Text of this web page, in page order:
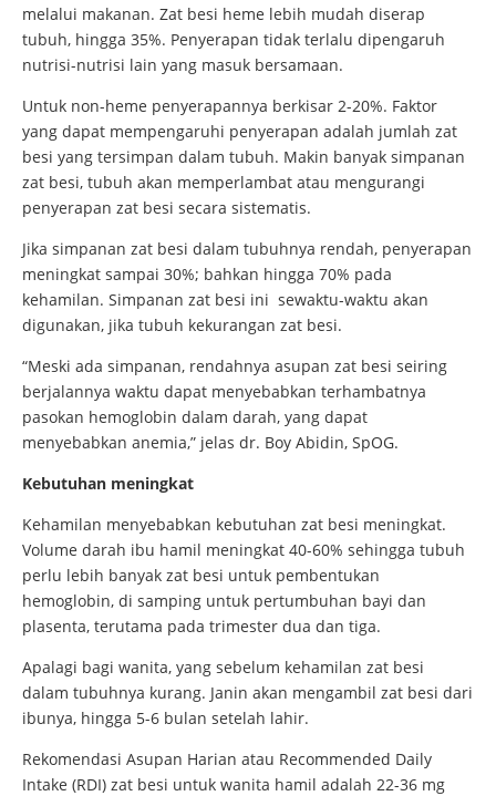
melalui makanan. Zat besi heme lebih mudah diserap
tubuh, hingga 35%. Penyerapan tidak terlalu dipengaruh
nutrisi-nutrisi lain yang masuk bersamaan.
Untuk non-heme penyerapannya berkisar 2-20%. Faktor
yang dapat mempengaruhi penyerapan adalah jumlah zat
besi yang tersimpan dalam tubuh. Makin banyak simpanan
zat besi, tubuh akan memperlambat atau mengurangi
penyerapan zat besi secara sistematis.
Jika simpanan zat besi dalam tubuhnya rendah, penyerapan
meningkat sampai 30%; bahkan hingga 70% pada
kehamilan. Simpanan zat besi ini sewaktu-waktu akan
digunakan, jika tubuh kekurangan zat besi.
“Meski ada simpanan, rendahnya asupan zat besi seiring
berjalannya waktu dapat menyebabkan terhambatnya
pasokan hemoglobin dalam darah, yang dapat
menyebabkan anemia,” jelas dr. Boy Abidin, SpOG.
Kebutuhan meningkat
Kehamilan menyebabkan kebutuhan zat besi meningkat.
Volume darah ibu hamil meningkat 40-60% sehingga tubuh
perlu lebih banyak zat besi untuk pembentukan
hemoglobin, di samping untuk pertumbuhan bayi dan
plasenta, terutama pada trimester dua dan tiga.
Apalagi bagi wanita, yang sebelum kehamilan zat besi
dalam tubuhnya kurang. Janin akan mengambil zat besi dari
ibunya, hingga 5-6 bulan setelah lahir.
Rekomendasi Asupan Harian atau Recommended Daily
Intake (RDI) zat besi untuk wanita hamil adalah 22-36 mg